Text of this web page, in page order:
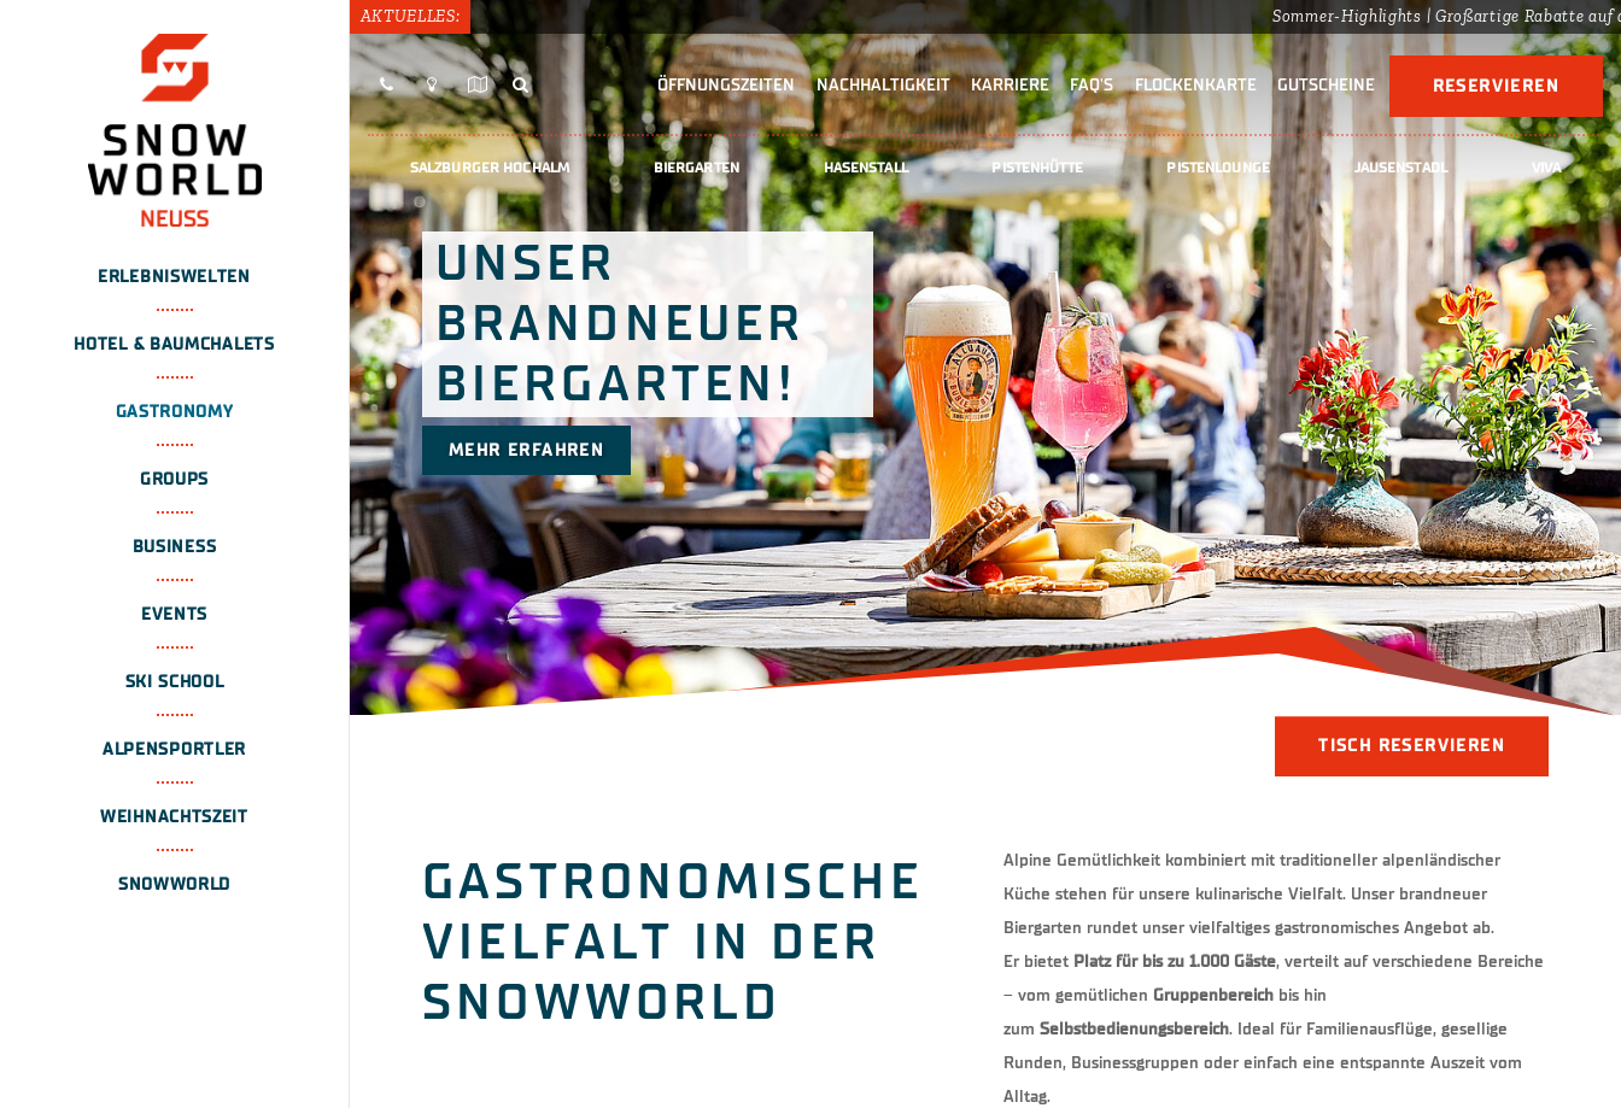
ERLEBNISWELTEN
HOTEL & BAUMCHALETS
GASTRONOMY
GROUPS
BUSINESS
EVENTS
SKI SCHOOL
ALPENSPORTLER
WEIHNACHTSZEIT
SNOWWORLD
UNSER
BRANDNEUER
BIERGARTEN!
MEHR ERFAHREN
ÖFFNUNGSZEITEN NACHHALTIGKEIT KARRIERE FAQ'S FLOCKENKARTE GUTSCHEINE RESERVIEREN
SALZBURGER HOCHALM BIERGARTEN HASENSTALL PISTENHÜTTE PISTENLOUNGE JAUSENSTADL VIVA
TISCH RESERVIEREN
GASTRONOMISCHE
VIELFALT IN DER
SNOWWORLD
Alpine Gemütlichkeit kombiniert mit traditioneller alpenländischer
Küche stehen für unsere kulinarische Vielfalt. Unser brandneuer
Biergarten rundet unser vielfaltiges gastronomisches Angebot ab.
Er bietet Platz für bis zu 1.000 Gäste, verteilt auf verschiedene Bereiche
– vom gemütlichen Gruppenbereich bis hin
zum Selbstbedienungsbereich. Ideal für Familienausflüge, gesellige
Runden, Businessgruppen oder einfach eine entspannte Auszeit vom
Alltag.
AKTUELLES: Sommer-Highlights | Großartige Rabatte auf der